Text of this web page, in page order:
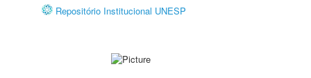
Repositório Institucional UNESP